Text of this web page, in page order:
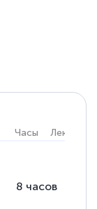
мне
Часы Лекции
8 часов